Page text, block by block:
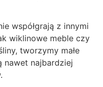
współgrają z innymi
wiklinowe meble czy
tworzymy małe
nawet najbardziej